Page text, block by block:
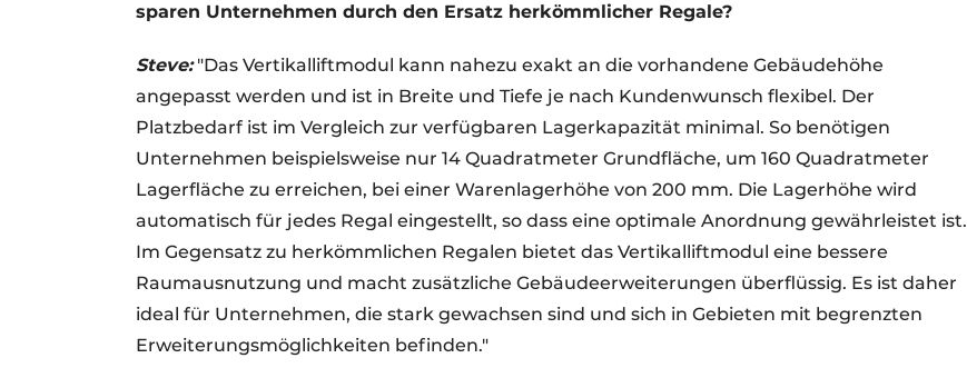
sparen Unternehmen durch den Ersatz herkömmlicher Regale?
Steve:"Das Vertikalliftmodul kann nahezu exakt an die vorhandene Gebäudehöhe
angepasst werden und ist in Breite und Tiefe je nach Kundenwunsch flexibel. Der
Platzbedarf ist im Vergleich zur verfügbaren Lagerkapazität minimal. So benötigen
Unternehmen beispielsweise nur 14 Quadratmeter Grundfläche, um 160 Quadratmeter
Lagerfläche zu erreichen, bei einer Warenlagerhöhe von 200 mm. Die Lagerhöhe wird
automatisch für jedes Regal eingestellt, so dass eine optimale Anordnung gewährleistet ist.
Im Gegensatz zu herkömmlichen Regalen bietet das Vertikalliftmodul eine bessere
Raumausnutzung und macht zusätzliche Gebäudeerweiterungen überflüssig. Es ist daher
ideal für Unternehmen, die stark gewachsen sind und sich in Gebieten mit begrenzten
Erweiterungsmöglichkeiten befinden."